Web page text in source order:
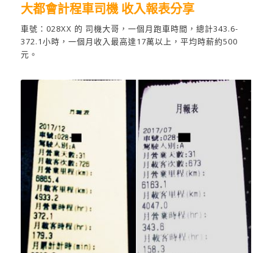
大都會計程車司機 收入報表分享
車號：028XX 的 司機大哥，一個月跑車時間，總計343.6-
372.1小時，一個月收入最高達17萬以上，平均時薪約500
元。